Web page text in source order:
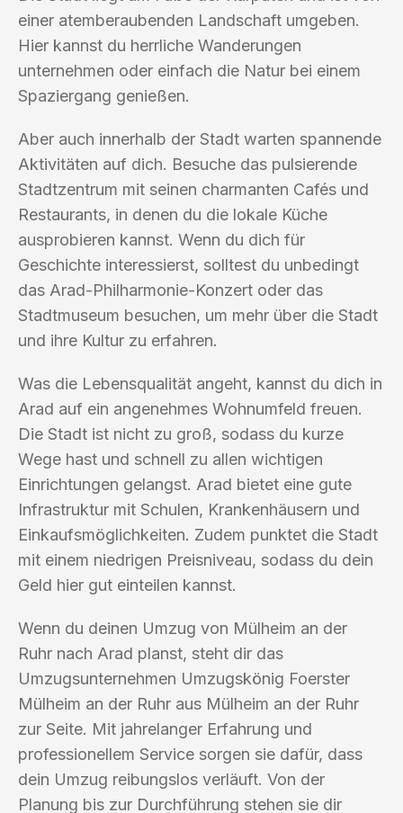
einer atemberaubenden Landschaft umgeben.
Hier kannst du herrliche Wanderungen
unternehmen oder einfach die Natur bei einem
Spaziergang genießen.
Aber auch innerhalb der Stadt warten spannende
Aktivitäten auf dich. Besuche das pulsierende
Stadtzentrum mit seinen charmanten Cafés und
Restaurants, in denen du die lokale Küche
ausprobieren kannst. Wenn du dich für
Geschichte interessierst, solltest du unbedingt
das Arad-Philharmonie-Konzert oder das
Stadtmuseum besuchen, um mehr über die Stadt
und ihre Kultur zu erfahren.
Was die Lebensqualität angeht, kannst du dich in
Arad auf ein angenehmes Wohnumfeld freuen.
Die Stadt ist nicht zu groß, sodass du kurze
Wege hast und schnell zu allen wichtigen
Einrichtungen gelangst. Arad bietet eine gute
Infrastruktur mit Schulen, Krankenhäusern und
Einkaufsmöglichkeiten. Zudem punktet die Stadt
mit einem niedrigen Preisniveau, sodass du dein
Geld hier gut einteilen kannst.
Wenn du deinen Umzug von Mülheim an der
Ruhr nach Arad planst, steht dir das
Umzugsunternehmen Umzugskönig Foerster
Mülheim an der Ruhr aus Mülheim an der Ruhr
zur Seite. Mit jahrelanger Erfahrung und
professionellem Service sorgen sie dafür, dass
dein Umzug reibungslos verläuft. Von der
Planung bis zur Durchführung stehen sie dir